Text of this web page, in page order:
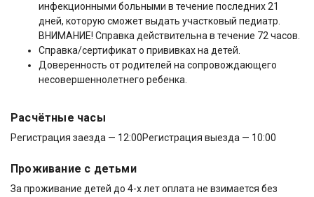
инфекционными больными в течение последних 21
дней, которую сможет выдать участковый педиатр.
ВНИМАНИЕ! Справка действительна в течение 72 часов.
Справка/сертификат о прививках на детей.
Доверенность от родителей на сопровождающего
несовершеннолетнего ребенка.
Расчётные часы
Регистрация заезда — 12:00Регистрация выезда — 10:00
Проживание с детьми
За проживание детей до 4-х лет оплата не взимается без